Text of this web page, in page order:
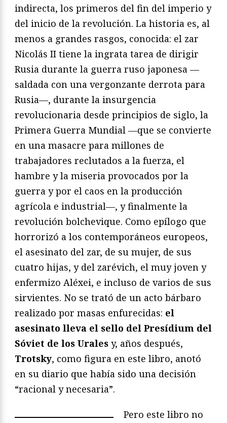
indirecta, los primeros del fin del imperio y
del inicio de la revolución. La historia es, al
menos a grandes rasgos, conocida: el zar
Nicolás II tiene la ingrata tarea de dirigir
Rusia durante la guerra ruso japonesa —
saldada con una vergonzante derrota para
Rusia—, durante la insurgencia
revolucionaria desde principios de siglo, la
Primera Guerra Mundial —que se convierte
en una masacre para millones de
trabajadores reclutados a la fuerza, el
hambre y la miseria provocados por la
guerra y por el caos en la producción
agrícola e industrial—, y finalmente la
revolución bolchevique. Como epílogo que
horrorizó a los contemporáneos europeos,
el asesinato del zar, de su mujer, de sus
cuatro hijas, y del zarévich, el muy joven y
enfermizo Aléxei, e incluso de varios de sus
sirvientes. No se trató de un acto bárbaro
realizado por masas enfurecidas: el
asesinato lleva el sello del Presídium del
Sóviet de los Urales y, años después,
Trotsky, como figura en este libro, anotó
en su diario que había sido una decisión
“racional y necesaria”.
Pero este libro no